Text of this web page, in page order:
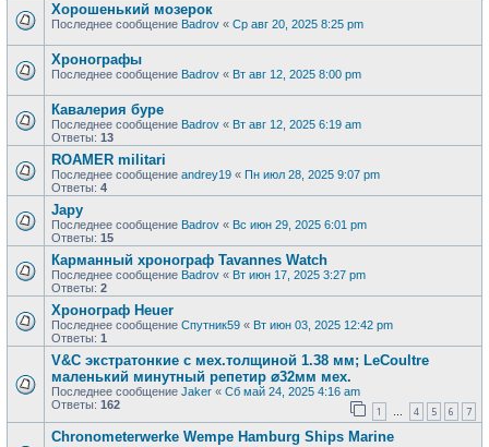
Хорошенький мозерок
Последнее сообщение Badrov « Ср авг 20, 2025 8:25 pm
Хронографы
Последнее сообщение Badrov « Вт авг 12, 2025 8:00 pm
Кавалерия буре
Последнее сообщение Badrov « Вт авг 12, 2025 6:19 am
Ответы: 13
ROAMER militari
Последнее сообщение andrey19 « Пн июл 28, 2025 9:07 pm
Ответы: 4
Japy
Последнее сообщение Badrov « Вс июн 29, 2025 6:01 pm
Ответы: 15
Карманный хронограф Tavannes Watch
Последнее сообщение Badrov « Вт июн 17, 2025 3:27 pm
Ответы: 2
Хронограф Heuer
Последнее сообщение Спутник59 « Вт июн 03, 2025 12:42 pm
Ответы: 1
V&С экcтратoнкиe с мех.толщиной 1.38 мм; LеСоultre
маленький минутный peпeтиp ⌀32мм мех.
Последнее сообщение Jaker « Сб май 24, 2025 4:16 am
Ответы: 162 1 … 4 5 6 7
Chronometerwerke Wempe Hamburg Ships Marine